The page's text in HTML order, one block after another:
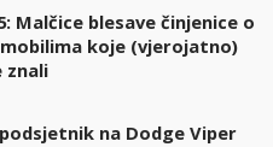
Malčice blesave činjenice o
koje (vjerojatno)
znali
na Dodge Viper